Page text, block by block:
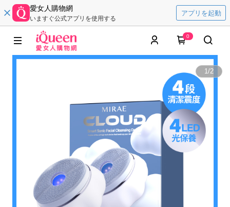
愛女人購物網
いますぐ公式アプリを使用する
アプリを起動
0
1/2